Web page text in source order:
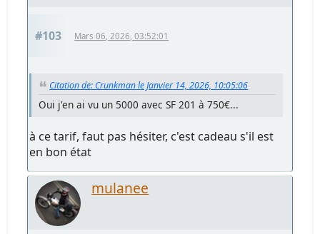
#103 Mars 06, 2026, 03:52:01
Citation de: Crunkman le Janvier 14, 2026, 10:05:06
Oui j'en ai vu un 5000 avec SF 201 à 750€...
à ce tarif, faut pas hésiter, c'est cadeau s'il est
en bon état
mulanee